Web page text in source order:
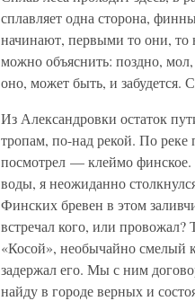
сплавляет одна сторона,
начинают, первыми то они, то
можно объяснить: поздно,
оно, может быть, и забудется.
Из Александровки остаток
тропам, по-над рекой. По
посмотрел — клеймо финское.
воды, я неожиданно
Финских бревен в этом
встречал кого, или провожал?
«Косой», необычайно смелый
задержал его. Мы с ним
найду в городе верных и